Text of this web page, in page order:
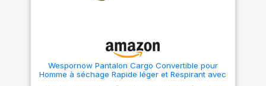
ajustable à cordon pour
empêcher la pluie de pénétrer ;
fermetures Velcro et poignets
élastiques pour empêcher la
une voiture. Ainsi, vous serez
météo imprévus sans craindre
d'être mouillé(e).
Wespornow Pantalon Cargo Convertible pour
Homme à séchage Rapide léger et Respirant avec